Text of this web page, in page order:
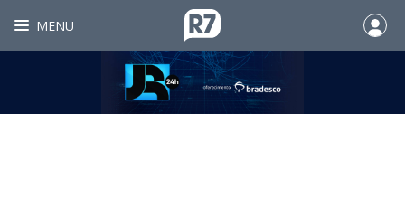
MENU